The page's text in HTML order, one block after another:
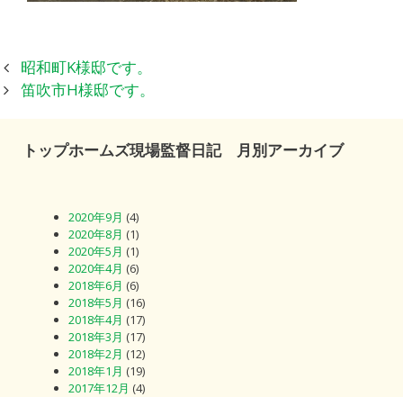
投
稿
昭和町K様邸です。
笛吹市H様邸です。
トップホームズ現場監督日記 月別アーカイブ
2020年9月 (4)
2020年8月 (1)
2020年5月 (1)
2020年4月 (6)
2018年6月 (6)
2018年5月 (16)
2018年4月 (17)
2018年3月 (17)
2018年2月 (12)
2018年1月 (19)
2017年12月 (4)